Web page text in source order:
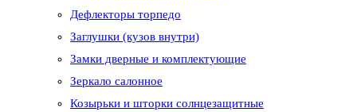
Дефлекторы торпедо
Заглушки (кузов внутри)
Замки дверные и комплектующие
Зеркало салонное
Козырьки и шторки солнцезащитные